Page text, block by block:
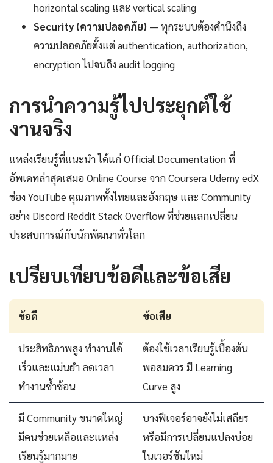
horizontal scaling และ vertical scaling
Security (ความปลอดภัย) — ทุกระบบต้องคำนึงถึง
ความปลอดภัยตั้งแต่ authentication, authorization,
encryption ไปจนถึง audit logging
การนำความรู้ไปประยุกต์ใช้
งานจริง
แหล่งเรียนรู้ที่แนะนำ ได้แก่ Official Documentation ที่
อัพเดทล่าสุดเสมอ Online Course จาก Coursera Udemy edX
ช่อง YouTube คุณภาพทั้งไทยและอังกฤษ และ Community
อย่าง Discord Reddit Stack Overflow ที่ช่วยแลกเปลี่ยน
ประสบการณ์กับนักพัฒนาทั่วโลก
เปรียบเทียบข้อดีและข้อเสีย
ข้อดี ข้อเสีย
ประสิทธิภาพสูง ทำงานได้
เร็วและแม่นยำ ลดเวลา
ทำงานซ้ำซ้อน
ต้องใช้เวลาเรียนรู้เบื้องต้น
พอสมควร มี Learning
Curve สูง
มี Community ขนาดใหญ่
มีคนช่วยเหลือและแหล่ง
เรียนรู้มากมาย
บางฟีเจอร์อาจยังไม่เสถียร
หรือมีการเปลี่ยนแปลงบ่อย
ในเวอร์ชันใหม่